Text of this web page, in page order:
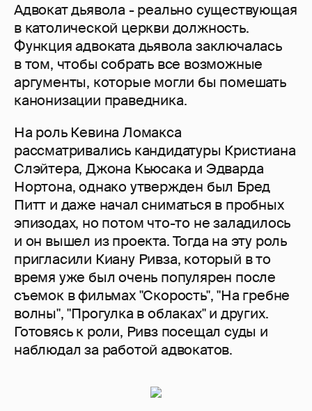
Адвокат дьявола - реально существующая
в католической церкви должность.
Функция адвоката дьявола заключалась
в том, чтобы собрать все возможные
аргументы, которые могли бы помешать
канонизации праведника.
На роль Кевина Ломакса
рассматривались кандидатуры Кристиана
Слэйтера, Джона Кьюсака и Эдварда
Нортона, однако утвержден был Бред
Питт и даже начал сниматься в пробных
эпизодах, но потом что-то не заладилось
и он вышел из проекта. Тогда на эту роль
пригласили Киану Ривза, который в то
время уже был очень популярен после
съемок в фильмах "Скорость", "На гребне
волны", "Прогулка в облаках" и других.
Готовясь к роли, Ривз посещал суды и
наблюдал за работой адвокатов.